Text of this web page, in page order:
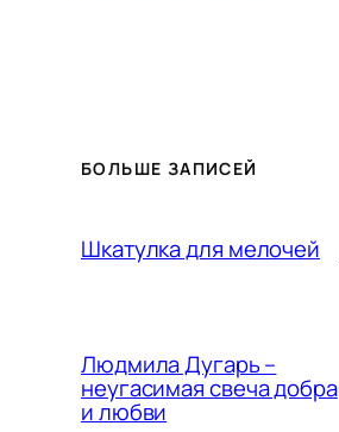
БОЛЬШЕ ЗАПИСЕЙ
Шкатулка для мелочей
Людмила Дугарь –
неугасимая свеча добра
и любви